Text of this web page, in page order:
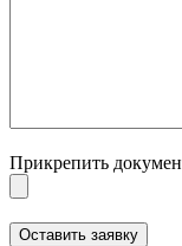
Прикрепить